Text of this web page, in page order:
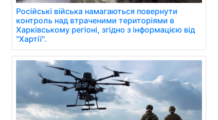
Російські війська намагаються повернути
контроль над втраченими територіями в
Харківському регіоні, згідно з інформацією від
"Хартії".